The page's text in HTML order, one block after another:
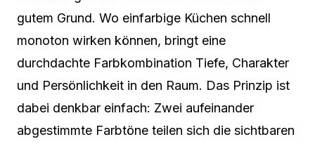
gutem Grund. Wo einfarbige Küchen schnell
monoton wirken können, bringt eine
durchdachte Farbkombination Tiefe, Charakter
und Persönlichkeit in den Raum. Das Prinzip ist
dabei denkbar einfach: Zwei aufeinander
abgestimmte Farbtöne teilen sich die sichtbaren